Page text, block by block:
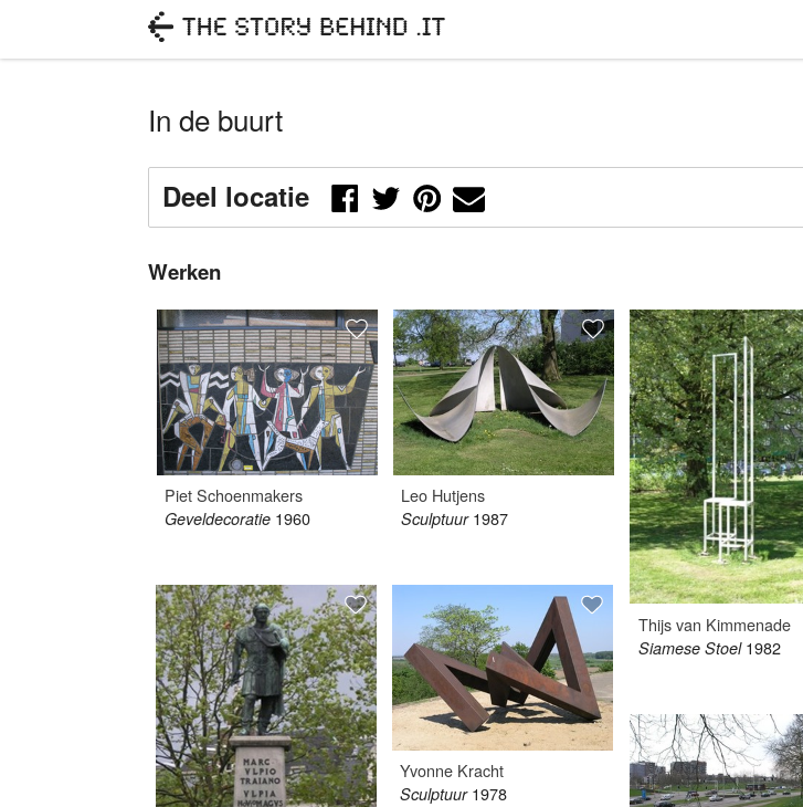
In de buurt
Deel locatie
Werken
Piet Schoenmakers
Geveldecoratie 1960
Leo Hutjens
Sculptuur 1987
Thijs van Kimmenade
Siamese Stoel 1982
Yvonne Kracht
Sculptuur 1978